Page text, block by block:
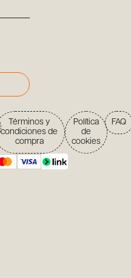
Términos y
condiciones de
compra
Política
de
cookies
FAQ